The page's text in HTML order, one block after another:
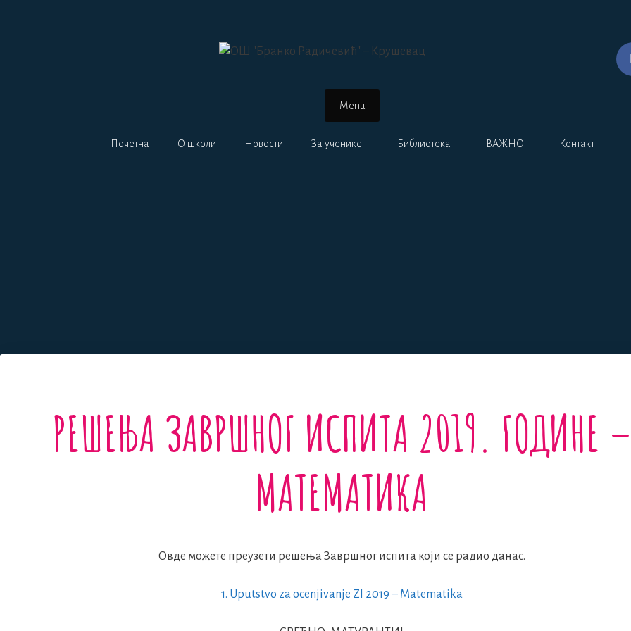
Menu
Почетна О школи Новости За ученике Библиотека ВАЖНО Контакт
РЕШЕЊА ЗАВРШНОГ ИСПИТА 2019. ГОДИНЕ –
МАТЕМАТИКА
Овде можете преузети решења Завршног испита који се радио данас.
1. Uputstvo za ocenjivanje ZI 2019 – Matematika